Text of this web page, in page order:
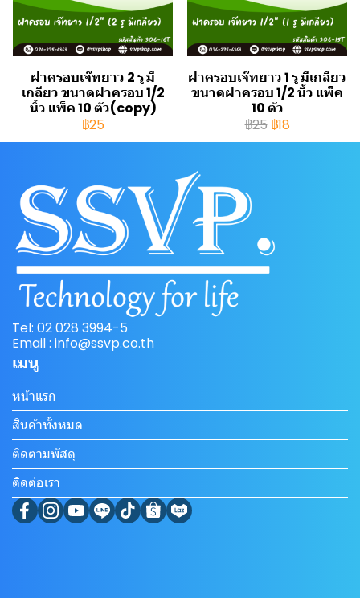
ฝาครอบเจ๊ทยาว 2 รู มี
เกลียว ขนาดฝาครอบ 1/2
นิ้ว แพ็ค 10 ตัว(copy)
฿25
ฝาครอบเจ๊ทยาว 1 รู มีเกลียว
ขนาดฝาครอบ 1/2 นิ้ว แพ็ค
10 ตัว
฿25 ฿18
Tel: 02 028 3994-5
Email : info@ssvp.co.th
เมนู
หน้าแรก
สินค้าทั้งหมด
ติดตามพัสดุ
ติดต่อเรา